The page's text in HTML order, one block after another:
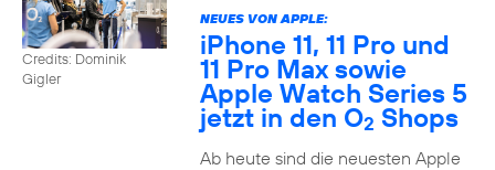
Credits: Dominik
Gigler
NEUES VON APPLE:
iPhone 11, 11 Pro und
11 Pro Max sowie
Apple Watch Series 5
jetzt in den O2 Shops
Ab heute sind die neuesten Apple